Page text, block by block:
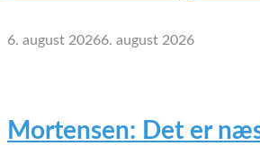
6. august 20266. august 2026
Mortensen: Det er